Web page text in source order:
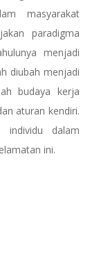
masyarakat
paradigma
menjadi
diubah menjadi
budaya kerja
aturan kendiri.
dalam
ini.